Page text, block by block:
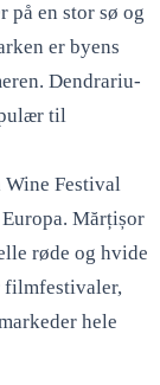
en stor sø og
er byens
Dendrariu-
til
Festival
Mărțișor
røde og hvide
filmfestivaler,
hele